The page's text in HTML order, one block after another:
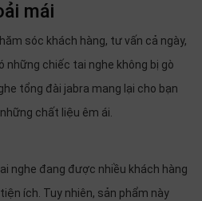
mái
sóc khách hàng, tư vấn cả ngày,
những chiếc tai nghe không bị gò
tổng đài jabra mang lại cho bạn
chất liệu êm ái.
nghe đang được nhiều khách hàng
ích. Tuy nhiên, sản phẩm này